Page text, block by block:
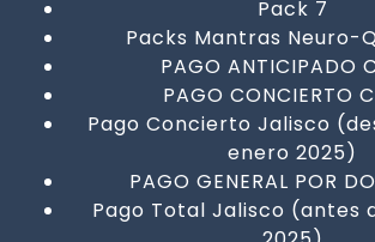
Pack 7
Packs Mantras Neuro-
PAGO ANTICIPADO
PAGO CONCIERTO
Pago Concierto Jalisco
enero 2025)
PAGO GENERAL POR
Pago Total Jalisco (antes